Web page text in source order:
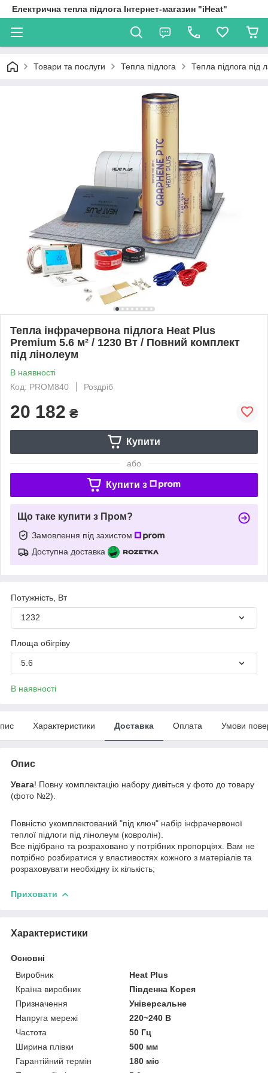
Електрична тепла підлога Інтернет-магазин "iHeat"
Товари та послуги Тепла підлога Тепла підлога під
Тепла інфрачервона підлога Heat Plus
Premium 5.6 м² / 1230 Вт / Повний комплект
під лінолеум
В наявності
Код: PROM840
Роздріб
20 182 ₴
Купити
або
Купити з
Що таке купити з Пром?
Замовлення під захистом
Доступна доставка
Потужність, Вт
1232
Площа обігріву
5.6
В наявності
Характеристики Доставка Оплата Умови
Опис
Увага! Повну комплектацію набору дивіться у фото до товару
(фото №2).
Повністю укомплектований "під ключ" набір інфрачервоної
теплої підлоги під лінолеум (ковролін).
Все підібрано та розраховано у потрібних пропорціях. Вам не
потрібно розбиратися у властивостях кожного з матеріалів та
розраховувати необхідну їх кількість;
Приховати
Характеристики
Основні
Виробник
Heat Plus
Країна виробник
Південна Корея
Призначення
Універсальне
Напруга мережі
220~240 В
Частота
50 Гц
Ширина плівки
500 мм
Гарантійний термін
180 міс